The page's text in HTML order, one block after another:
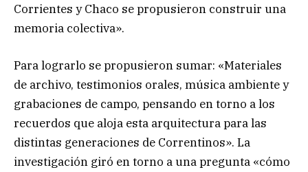
Corrientes y Chaco se propusieron construir una
memoria colectiva».
Para lograrlo se propusieron sumar: «Materiales
de archivo, testimonios orales, música ambiente y
grabaciones de campo, pensando en torno a los
recuerdos que aloja esta arquitectura para las
distintas generaciones de Correntinos». La
investigación giró en torno a una pregunta «cómo